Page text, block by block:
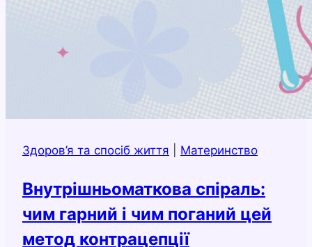
Здоров’я та спосіб життя Материнство
Внутрішньоматкова спіраль:
чим гарний і чим поганий цей
метод контрацепції